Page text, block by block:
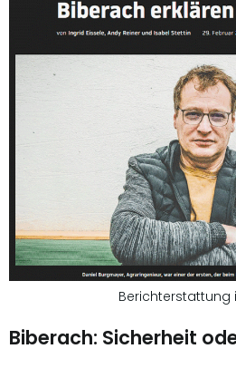
Berichterstattung
Biberach: Sicherheit